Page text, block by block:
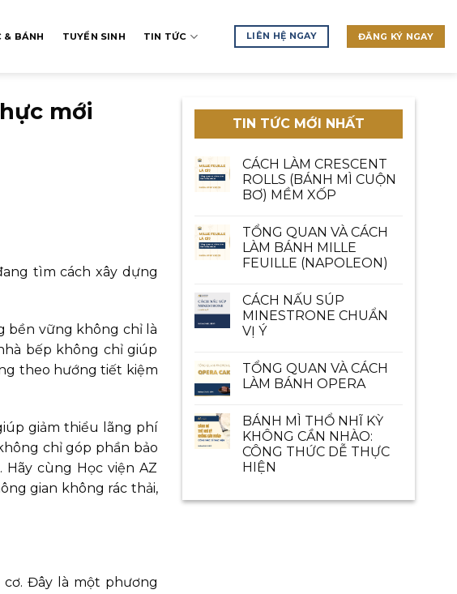
& BÁNH TUYỂN SINH TIN TỨC LIÊN HỆ NGAY ĐĂNG KÝ NGAY
mới
tìm cách xây dựng
bền vững không chỉ là
bếp không chỉ giúp
theo hướng tiết kiệm
giảm thiểu lãng phí
chỉ góp phần bảo
cùng Học viện AZ
gian không rác thải,
Đây là một phương
TIN TỨC MỚI NHẤT
CÁCH LÀM CRESCENT
ROLLS (BÁNH MÌ CUỘN
BƠ) MỀM XỐP
TỔNG QUAN VÀ CÁCH
LÀM BÁNH MILLE
FEUILLE (NAPOLEON)
CÁCH NẤU SÚP
MINESTRONE CHUẨN
VỊ Ý
TỔNG QUAN VÀ CÁCH
LÀM BÁNH OPERA
BÁNH MÌ THỔ NHĨ KỲ
KHÔNG CẦN NHÀO:
CÔNG THỨC DỄ THỰC
HIỆN